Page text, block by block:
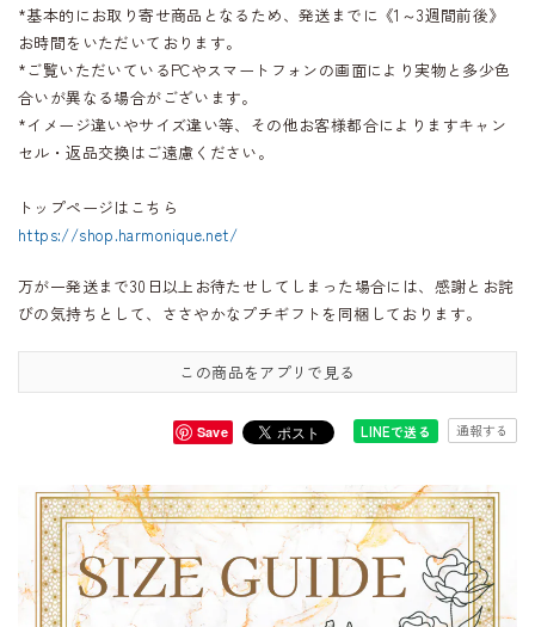
*基本的にお取り寄せ商品となるため、発送までに《1～3週間前後》
お時間をいただいております。
*ご覧いただいているPCやスマートフォンの画面により実物と多少色
合いが異なる場合がございます。
*イメージ違いやサイズ違い等、その他お客様都合によりますキャン
セル・返品交換はご遠慮ください。
トップページはこちら
https://shop.harmonique.net/
万が一発送まで30日以上お待たせしてしまった場合には、感謝とお詫
びの気持ちとして、ささやかなプチギフトを同梱しております。
この商品をアプリで見る
Save LINEで送る 通報する